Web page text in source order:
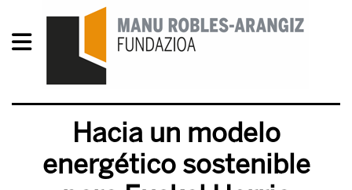
Hacia un modelo
energético sostenible